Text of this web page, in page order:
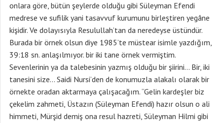
onlara göre, bütün şeylerde olduğu gibi Süleyman Efendi
medrese ve sufilik yani tasavvuf kurumunu birleştiren yegâne
kişidir. Ve dolayısıyla Resulullah’tan da neredeyse üstündür.
Burada bir örnek olsun diye 1985’te müstear isimle yazdığım,
39:18 sn. anlaşılmıyor. bir iki tane örnek vermiştim.
Sevenlerinin ya da talebesinin yazmış olduğu bir şiirini… Bir, iki
tanesini size… Saidi Nursi’den de konumuzla alakalı olarak bir
örnekte oradan aktarmaya çalışacağım. “Gelin kardeşler biz
çekelim zahmeti, Üstazın (Süleyman Efendi) hazır olsun o ali
himmeti, Mürşid demiş ona resul hazreti, Süleyman Hilmi gibi